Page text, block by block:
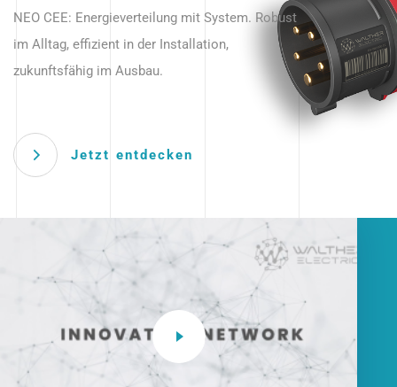
beginnt hier.
NEO CEE: Energieverteilung mit System. Robust
im Alltag, effizient in der Installation,
zukunftsfähig im Ausbau.
Jetzt entdecken
Anwendungen – robust, IP-geschützt und
zukunftsfähig.